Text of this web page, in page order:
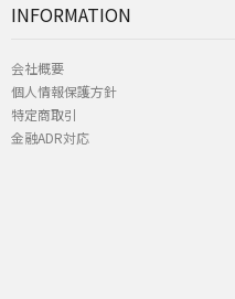
INFORMATION
会社概要
個人情報保護方針
特定商取引
金融ADR対応